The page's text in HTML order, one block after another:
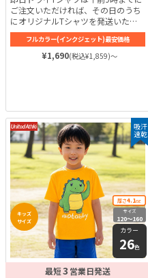
ご注文いただければ、その日のうち
にオリジナルTシャツを発送いたし
ます。紫外線カットと、吸水速乾性
を併せ持った即日ドライTシャツは
汗を多くかくスポーツにおすすめ。
厚みは4.1ozと軽さと薄さを備えな
い着心地です♪
フルカラー(インクジェット)最安価格
¥1,690(税込¥1,859)～
吸汗
速乾
キッズ
サイズ
厚さ4.1oz
サイズ
120〜160
カラー
26色
最短3 営業日発送